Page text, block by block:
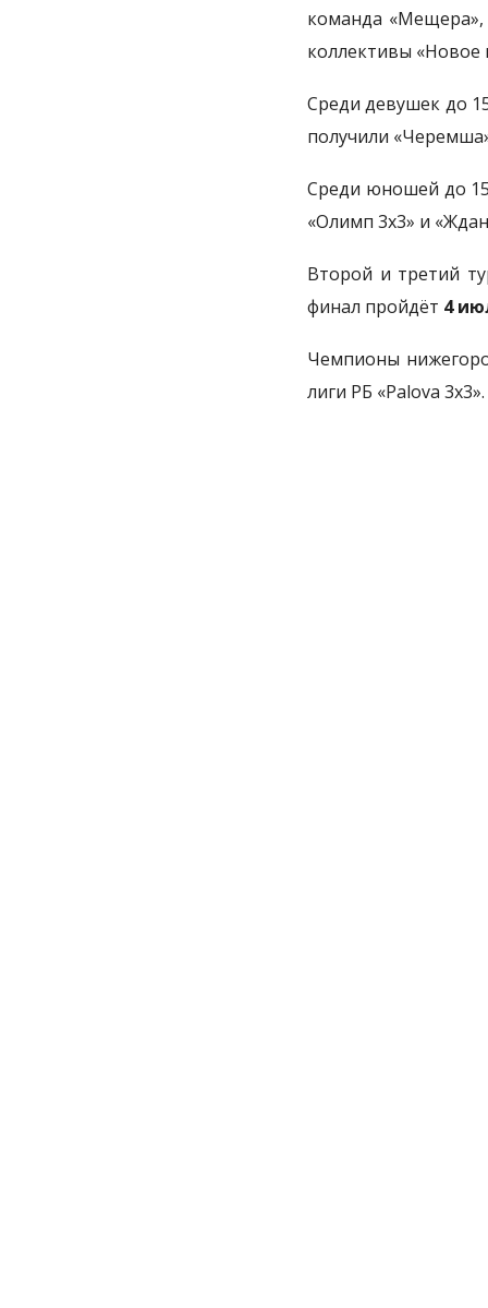
команда «Мещера»,
коллективы «Новое
Среди девушек до
получили
Среди юношей до
«Олимп 3х3» и
Второй и третий
финал пройдёт 4
Чемпионы
лиги РБ «Palova 3x3».